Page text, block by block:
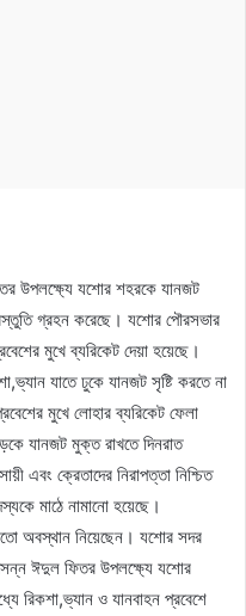
উপলক্ষ্যে যশোর শহরকে যানজট
গ্রহন করেছে। যশোর পৌরসভার
মুখে ব্যরিকেট দেয়া হয়েছে।
যাতে ঢুকে যানজট সৃষ্টি করতে না
মুখে লোহার ব্যরিকেট ফেলা
যানজট মুক্ত রাখতে দিনরাত
এবং ক্রেতাদের নিরাপত্তা নিশ্চিত
মাঠে নামানো হয়েছে।
অবস্থান নিয়েছেন। যশোর সদর
ঈদুল ফিতর উপলক্ষ্যে যশোর
রিকশা,ভ্যান ও যানবাহন প্রবেশে